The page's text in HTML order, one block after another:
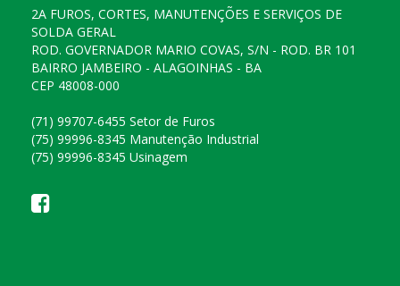
2A FUROS, CORTES, MANUTENÇÕES E SERVIÇOS DE
SOLDA GERAL
ROD. GOVERNADOR MARIO COVAS, S/N - ROD. BR 101
BAIRRO JAMBEIRO - ALAGOINHAS - BA
CEP 48008-000
(71) 99707-6455 Setor de Furos
(75) 99996-8345 Manutenção Industrial
(75) 99996-8345 Usinagem